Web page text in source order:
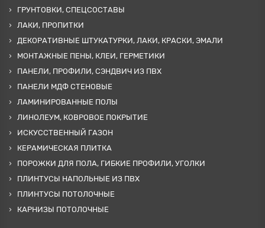
ГРУНТОВКИ, СПЕЦСОСТАВЫ
ЛАКИ, ПРОПИТКИ
ДЕКОРАТИВНЫЕ ШТУКАТУРКИ, ЛАКИ, КРАСКИ, ЭМАЛИ
МОНТАЖНЫЕ ПЕНЫ, КЛЕИ, ГЕРМЕТИКИ
ПАНЕЛИ, ПРОФИЛИ, СЭНДВИЧ ИЗ ПВХ
ПАНЕЛИ МДФ СТЕНОВЫЕ
ЛАМИНИРОВАННЫЕ ПОЛЫ
ЛИНОЛЕУМ, КОВРОВОЕ ПОКРЫТИЕ
ИСКУССТВЕННЫЙ ГАЗОН
КЕРАМИЧЕСКАЯ ПЛИТКА
ПОРОЖКИ ДЛЯ ПОЛА, ГИБКИЕ ПРОФИЛИ, УГОЛКИ
ПЛИНТУСЫ НАПОЛЬНЫЕ ИЗ ПВХ
ПЛИНТУСЫ ПОТОЛОЧНЫЕ
КАРНИЗЫ ПОТОЛОЧНЫЕ